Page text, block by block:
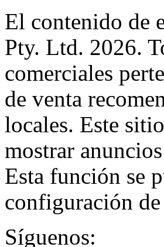
El contenido de
Pty. Ltd. 2026.
comerciales
de venta
locales. Este
mostrar
Esta función se
configuración
Síguenos: